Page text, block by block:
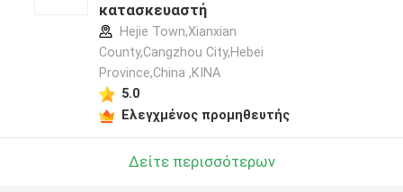
κατασκευαστή
Hejie Town,Xianxian
County,Cangzhou City,Hebei
Province,China ,ΚΙΝΑ
5.0
Ελεγχμένος προμηθευτής
Δείτε περισσότερων